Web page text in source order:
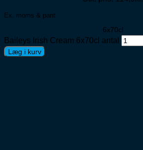
Ex. moms & pant
6x70cl
Baileys Irish Cream 6x70cl antal
Læg i kurv